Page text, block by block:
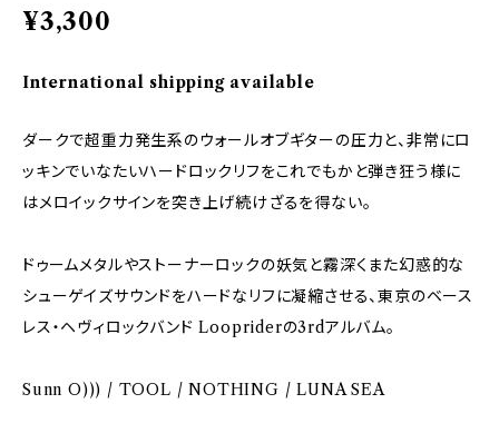
¥3,300
International shipping available
ダークで超重力発生系のウォールオブギターの圧力と、非常にロ
ッキンでいなたいハードロックリフをこれでもかと弾き狂う様に
はメロイックサインを突き上げ続けざるを得ない。
ドゥームメタルやストーナーロックの妖気と霧深くまた幻惑的な
シューゲイズサウンドをハードなリフに凝縮させる、東京のベース
レス・ヘヴィロックバンド Loopriderの3rdアルバム。
Sunn O))) / TOOL / NOTHING / LUNA SEA